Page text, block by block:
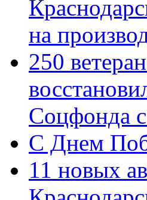
на
250
Соцфонда
С Днем
11 новых